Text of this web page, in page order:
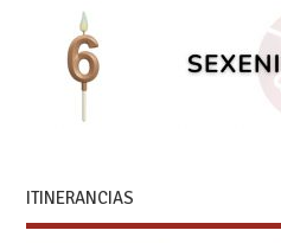
ITINERANCIAS